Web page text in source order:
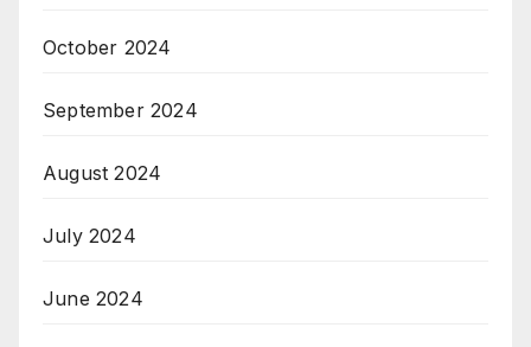
October 2024
September 2024
August 2024
July 2024
June 2024